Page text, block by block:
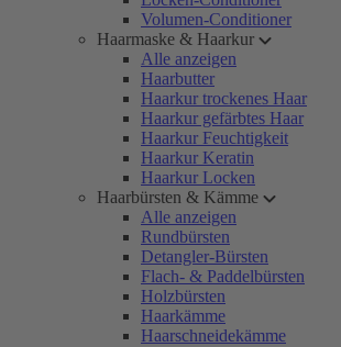
Volumen-Conditioner
Haarmaske & Haarkur
Alle anzeigen
Haarbutter
Haarkur trockenes Haar
Haarkur gefärbtes Haar
Haarkur Feuchtigkeit
Haarkur Keratin
Haarkur Locken
Haarbürsten & Kämme
Alle anzeigen
Rundbürsten
Detangler-Bürsten
Flach- & Paddelbürsten
Holzbürsten
Haarkämme
Haarschneidekämme